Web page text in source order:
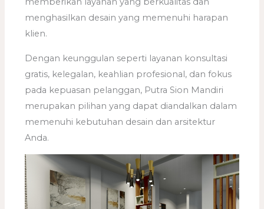
menghasilkan desain yang memenuhi harapan
klien.
Dengan keunggulan seperti layanan konsultasi
gratis, kelegalan, keahlian profesional, dan fokus
pada kepuasan pelanggan, Putra Sion Mandiri
merupakan pilihan yang dapat diandalkan dalam
memenuhi kebutuhan desain dan arsitektur
Anda.